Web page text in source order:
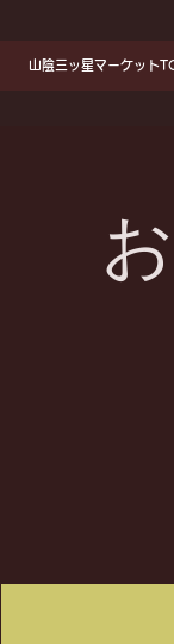
山陰三ッ星マーケット